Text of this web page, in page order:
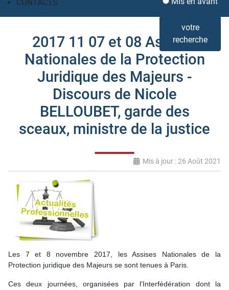
CONTACTS
votre
recherche
2017 11 07 et 08 Assises
Nationales de la Protection
Juridique des Majeurs -
Discours de Nicole
BELLOUBET, garde des
sceaux, ministre de la justice
Mis à jour : 26 Août 2021
Les 7 et 8 novembre 2017, les Assises Nationales de la
Protection juridique des Majeurs se sont tenues à Paris.
Ces deux journées, organisées par l'Interfédération dont la